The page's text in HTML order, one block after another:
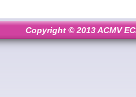
Copyright © 2013 ACMV